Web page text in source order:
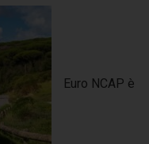
Euro NCAP è